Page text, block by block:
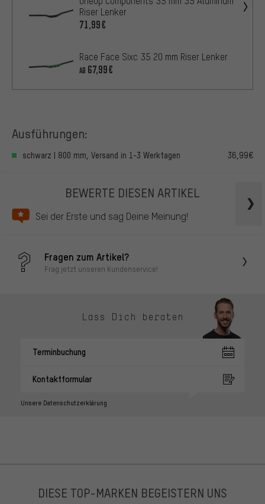
Riser Lenker
71,99€
Race Face Sixc 35 20 mm Riser Lenker
AB 67,99€
Ausführungen:
schwarz | 800 mm, Versand in 1-3 Werktagen 36,99€
BEWERTE DIESEN ARTIKEL
Sei der Erste und sag Deine Meinung!
Fragen zum Artikel?
Frag jetzt unseren Kundenservice!
Lass Dich beraten
Terminbuchung
Kontaktformular
Unsere Datenschutzerklärung
DIESE TOP-MARKEN BEGEISTERN UNS